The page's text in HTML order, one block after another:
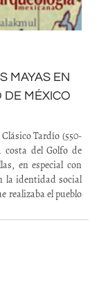
MAYAS EN
DE MÉXICO
Tardío (550-
costa del Golfo de
en especial con
la identidad social
realizaba el pueblo